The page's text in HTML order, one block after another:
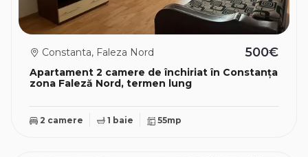
Apartament 2 camere de închiriat în Constanța
zona Faleză Nord, termen lung
Constanta, Faleza Nord 500€
2 camere 1 baie 55mp